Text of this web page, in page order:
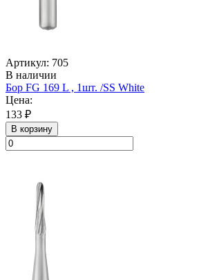
Артикул: 705
В наличии
Бор FG 169 L , 1шт. /SS White
Цена:
133 ₽
В корзину